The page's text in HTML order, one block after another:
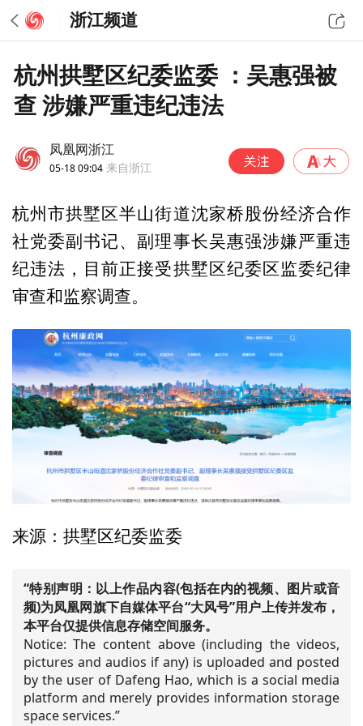
浙江频道
杭州拱墅区纪委监委 ：吴惠强被
查 涉嫌严重违纪违法
凤凰网浙江
05-18 09:04 来自浙江
杭州市拱墅区半山街道沈家桥股份经济合作
社党委副书记、副理事长吴惠强涉嫌严重违
纪违法，目前正接受拱墅区纪委区监委纪律
审查和监察调查。
来源：拱墅区纪委监委
“特别声明：以上作品内容(包括在内的视频、图片或音
频)为凤凰网旗下自媒体平台“大风号”用户上传并发布，
本平台仅提供信息存储空间服务。
Notice: The content above (including the videos,
pictures and audios if any) is uploaded and posted
by the user of Dafeng Hao, which is a social media
platform and merely provides information storage
space services.”